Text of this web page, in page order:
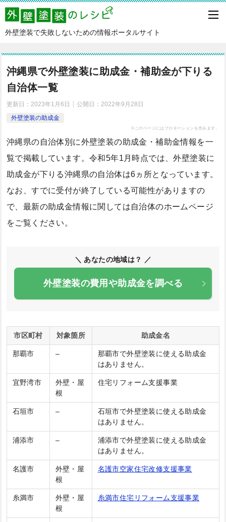
外壁塗装で失敗しないための情報ポータルサイト
沖縄県で外壁塗装に助成金・補助金が下りる
自治体一覧
更新日： 2023年1月6日 公開日： 2022年9月28日
外壁塗装の助成金
※このページにはプロモーションを含みます。
沖縄県の自治体別に外壁塗装の助成金・補助金情報を一
覧で掲載しています。令和5年1月時点では、外壁塗装に
助成金が下りる沖縄県の自治体は6ヵ所となっています。
なお、すでに受付が終了している可能性がありますの
で、最新の助成金情報に関しては自治体のホームページ
をご覧ください。
＼ あなたの地域は？ ／
外壁塗装の費用や助成金を調べる
市区町村 対象箇所 助成金名
那覇市 –
那覇市で外壁塗装に使える助成金
はありません。
宜野湾市
外壁・屋
根
住宅リフォーム支援事業
石垣市 –
石垣市で外壁塗装に使える助成金
はありません。
浦添市 –
浦添市で外壁塗装に使える助成金
はありません。
名護市
外壁・屋
根
名護市空家住宅改修支援事業
糸満市
外壁・屋
根
糸満市住宅リフォーム支援事業